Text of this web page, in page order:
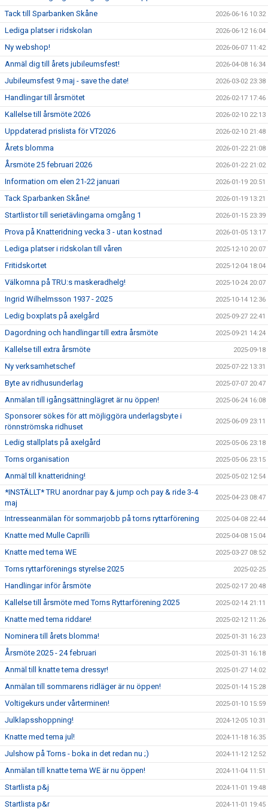
HIPPOCRATES
LEKTIONSPLANERING RIDSKOLA
Tack till Sparbanken Skåne 2026-06-16 10:32
Lediga platser i ridskolan 2026-06-12 16:04
Ny webshop! 2026-06-07 11:42
Anmäl dig till årets jubileumsfest! 2026-04-08 16:34
Jubileumsfest 9 maj - save the date! 2026-03-02 23:38
Handlingar till årsmötet 2026-02-17 17:46
Kallelse till årsmöte 2026 2026-02-10 22:13
Uppdaterad prislista för VT2026 2026-02-10 21:48
Årets blomma 2026-01-22 21:08
Årsmöte 25 februari 2026 2026-01-22 21:02
Information om elen 21-22 januari 2026-01-19 20:51
Tack Sparbanken Skåne! 2026-01-19 13:21
Startlistor till serietävlingarna omgång 1 2026-01-15 23:39
Prova på Knatteridning vecka 3 - utan kostnad 2026-01-05 13:17
Lediga platser i ridskolan till våren 2025-12-10 20:07
Fritidskortet 2025-12-04 18:04
Välkomna på TRU:s maskeradhelg! 2025-10-24 20:07
Ingrid Wilhelmsson 1937 - 2025 2025-10-14 12:36
Ledig boxplats på axelgård 2025-09-27 22:41
Dagordning och handlingar till extra årsmöte 2025-09-21 14:24
Kallelse till extra årsmöte 2025-09-18
Ny verksamhetschef 2025-07-22 13:31
Byte av ridhusunderlag 2025-07-07 20:47
Anmälan till igångsättninglägret är nu öppen! 2025-06-24 16:08
Sponsorer sökes för att möjliggöra underlagsbyte i
rönnströmska ridhuset
2025-06-09 23:11
Ledig stallplats på axelgård 2025-05-06 23:18
Torns organisation 2025-05-06 23:15
Anmäl till knatteridning! 2025-05-02 12:54
*INSTÄLLT* TRU anordnar pay & jump och pay & ride 3-4
maj
2025-04-23 08:47
Intresseanmälan för sommarjobb på torns ryttarförening 2025-04-08 22:44
Knatte med Mulle Caprilli 2025-04-08 15:04
Knatte med tema WE 2025-03-27 08:52
Torns ryttarförenings styrelse 2025 2025-02-25
Handlingar inför årsmöte 2025-02-17 20:48
Kallelse till årsmöte med Torns Ryttarförening 2025 2025-02-14 21:11
Knatte med tema riddare! 2025-02-12 11:26
Nominera till årets blomma! 2025-01-31 16:23
Årsmöte 2025 - 24 februari 2025-01-31 16:18
Anmäl till knatte tema dressyr! 2025-01-27 14:02
Anmälan till sommarens ridläger är nu öppen! 2025-01-14 15:28
Voltigekurs under vårterminen! 2025-01-10 15:59
Julklapsshoppning! 2024-12-05 10:31
Knatte med tema jul! 2024-11-18 16:35
Julshow på Torns - boka in det redan nu ;) 2024-11-12 12:52
Anmälan till knatte tema WE är nu öppen! 2024-11-04 11:51
Startlista p&j 2024-11-01 19:48
Startlista p&r 2024-11-01 19:45